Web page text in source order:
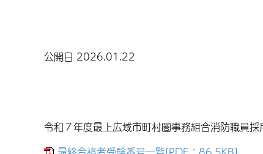
公開日 2026.01.22
令和７年度最上広域市町村圏事務組合消防職員